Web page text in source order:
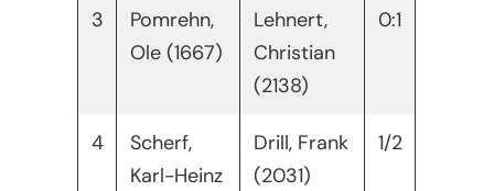
3
Pomrehn,
Ole (1667)
Lehnert,
Christian
(2138)
0:1
4
Scherf,
Karl-Heinz
Drill, Frank
(2031)
1/2